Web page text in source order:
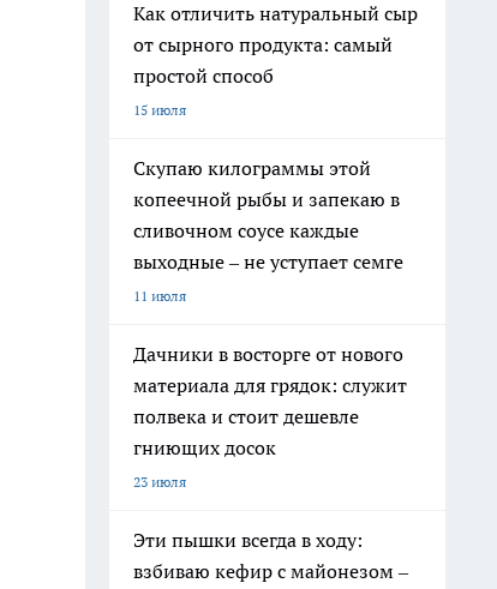
Как отличить натуральный сыр
от сырного продукта: самый
простой способ
15 июля
Скупаю килограммы этой
копеечной рыбы и запекаю в
сливочном соусе каждые
выходные – не уступает семге
11 июля
Дачники в восторге от нового
материала для грядок: служит
полвека и стоит дешевле
гниющих досок
23 июля
Эти пышки всегда в ходу:
взбиваю кефир с майонезом –